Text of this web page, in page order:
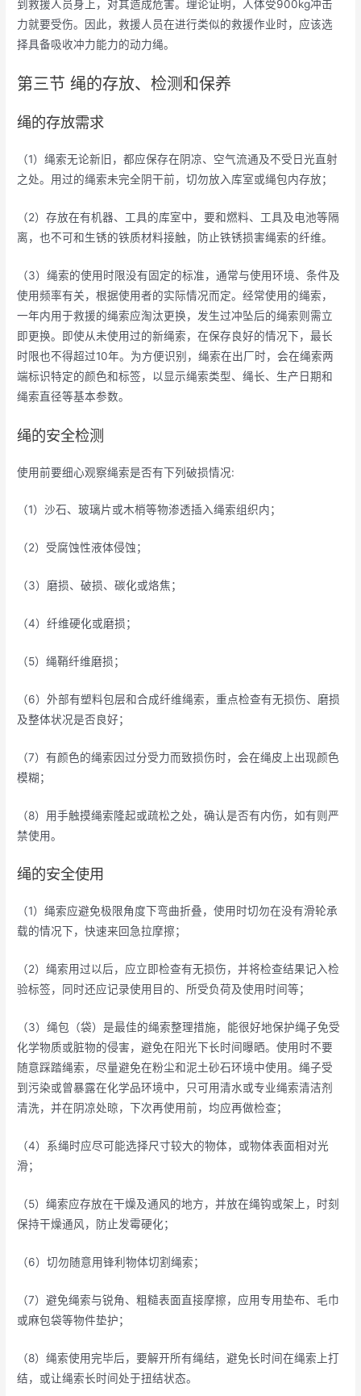
到救援人员身上，对其造成危害。理论证明，人体受900kg冲击
力就要受伤。因此，救援人员在进行类似的救援作业时，应该选
择具备吸收冲力能力的动力绳。
第三节 绳的存放、检测和保养
绳的存放需求
（1）绳索无论新旧，都应保存在阴凉、空气流通及不受日光直射
之处。用过的绳索未完全阴干前，切勿放入库室或绳包内存放；
（2）存放在有机器、工具的库室中，要和燃料、工具及电池等隔
离，也不可和生锈的铁质材料接触，防止铁锈损害绳索的纤维。
（3）绳索的使用时限没有固定的标准，通常与使用环境、条件及
使用频率有关，根据使用者的实际情况而定。经常使用的绳索，
一年内用于救援的绳索应淘汰更换，发生过冲坠后的绳索则需立
即更换。即使从未使用过的新绳索，在保存良好的情况下，最长
时限也不得超过10年。为方便识别，绳索在出厂时，会在绳索两
端标识特定的颜色和标签，以显示绳索类型、绳长、生产日期和
绳索直径等基本参数。
绳的安全检测
使用前要细心观察绳索是否有下列破损情况:
（1）沙石、玻璃片或木梢等物渗透插入绳索组织内；
（2）受腐蚀性液体侵蚀；
（3）磨损、破损、碳化或烙焦；
（4）纤维硬化或磨损；
（5）绳鞘纤维磨损；
（6）外部有塑料包层和合成纤维绳索，重点检查有无损伤、磨损
及整体状况是否良好；
（7）有颜色的绳索因过分受力而致损伤时，会在绳皮上出现颜色
模糊；
（8）用手触摸绳索隆起或疏松之处，确认是否有内伤，如有则严
禁使用。
绳的安全使用
（1）绳索应避免极限角度下弯曲折叠，使用时切勿在没有滑轮承
载的情况下，快速来回急拉摩擦；
（2）绳索用过以后，应立即检查有无损伤，并将检查结果记入检
验标签，同时还应记录使用目的、所受负荷及使用时间等；
（3）绳包（袋）是最佳的绳索整理措施，能很好地保护绳子免受
化学物质或脏物的侵害，避免在阳光下长时间曝晒。使用时不要
随意踩踏绳索，尽量避免在粉尘和泥土砂石环境中使用。绳子受
到污染或曾暴露在化学品环境中，只可用清水或专业绳索清洁剂
清洗，并在阴凉处晾，下次再使用前，均应再做检查；
（4）系绳时应尽可能选择尺寸较大的物体，或物体表面相对光
滑；
（5）绳索应存放在干燥及通风的地方，并放在绳钩或架上，时刻
保持干燥通风，防止发霉硬化；
（6）切勿随意用锋利物体切割绳索；
（7）避免绳索与锐角、粗糙表面直接摩擦，应用专用垫布、毛巾
或麻包袋等物件垫护；
（8）绳索使用完毕后，要解开所有绳结，避免长时间在绳索上打
结，或让绳索长时间处于扭结状态。